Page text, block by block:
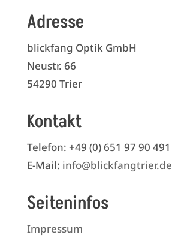
Adresse
blickfang Optik GmbH
Neustr. 66
54290 Trier
Kontakt
Telefon: +49 (0) 651 97 90 491
E-Mail: info@blickfangtrier.de
Seiteninfos
Impressum